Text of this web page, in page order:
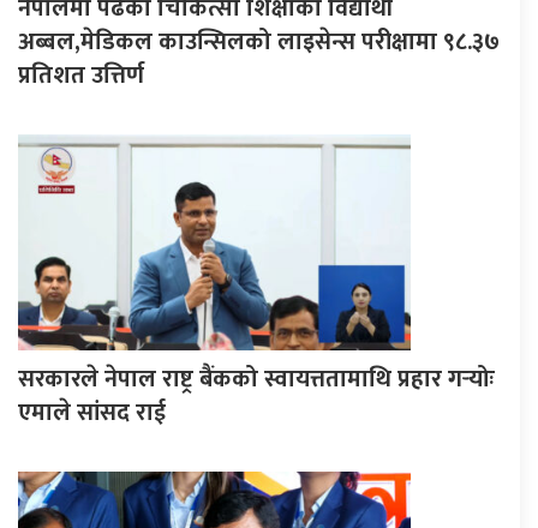
नेपालमा पढेका चिकित्सा शिक्षाका विद्यार्थी
अब्बल,मेडिकल काउन्सिलको लाइसेन्स परीक्षामा ९८.३७
प्रतिशत उत्तिर्ण
सरकारले नेपाल राष्ट्र बैंकको स्वायत्ततामाथि प्रहार गर्‍योः
एमाले सांसद राई